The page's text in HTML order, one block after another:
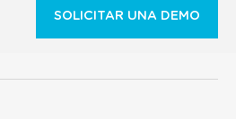
SOLICITAR UNA DEMO